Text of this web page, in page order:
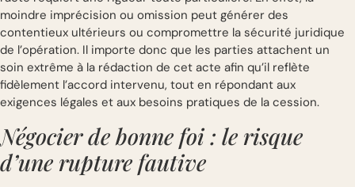
moindre imprécision ou omission peut générer des
contentieux ultérieurs ou compromettre la sécurité juridique
de l’opération. Il importe donc que les parties attachent un
soin extrême à la rédaction de cet acte afin qu’il reflète
fidèlement l’accord intervenu, tout en répondant aux
exigences légales et aux besoins pratiques de la cession.
Négocier de bonne foi : le risque
d’une rupture fautive